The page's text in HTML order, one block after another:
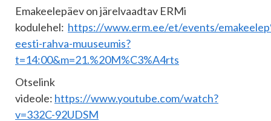
Emakeelepäev on järelvaadtav ERMi
kodulehel: https://www.erm.ee/et/events/
eesti-rahva-muuseumis?
t=14:00&m=21.%20M%C3%A4rts
Otselink
videole: https://www.youtube.com/watch?
v=332C-92UDSM